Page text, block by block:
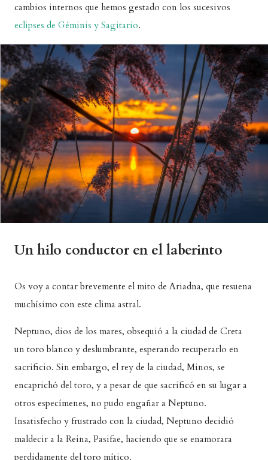
cambios internos que hemos gestado con los sucesivos
eclipses de Géminis y Sagitario.
Un hilo conductor en el laberinto
Os voy a contar brevemente el mito de Ariadna, que resuena
muchísimo con este clima astral.
Neptuno, dios de los mares, obsequió a la ciudad de Creta
un toro blanco y deslumbrante, esperando recuperarlo en
sacrificio. Sin embargo, el rey de la ciudad, Minos, se
encaprichó del toro, y a pesar de que sacrificó en su lugar a
otros especímenes, no pudo engañar a Neptuno.
Insatisfecho y frustrado con la ciudad, Neptuno decidió
maldecir a la Reina, Pasifae, haciendo que se enamorara
perdidamente del toro mítico.